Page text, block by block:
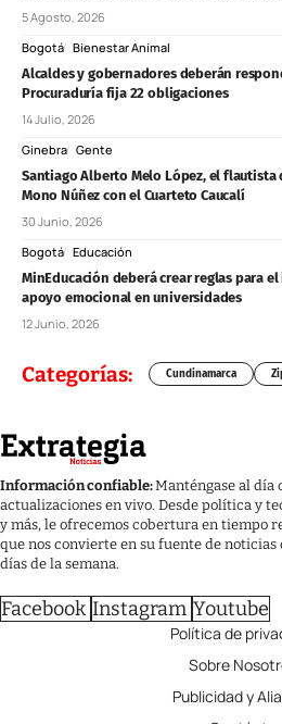
5 Agosto, 2026
Bogotá Bienestar Animal
Alcaldes y gobernadores deberán
Procuraduría fija 22 obligaciones
14 Julio, 2026
Ginebra Gente
Santiago Alberto Melo López, el flautista
Mono Núñez con el Cuarteto Caucalí
30 Junio, 2026
Bogotá Educación
MinEducación deberá crear reglas para
apoyo emocional en universidades
12 Junio, 2026
Categorías: Cundinamarca
Información confiable:Manténgase al día
actualizaciones en vivo. Desde política y
y más, le ofrecemos cobertura en tiempo
que nos convierte en su fuente de noticias
días de la semana.
Facebook Instagram Youtube
Política de
Sobre
Publicidad y